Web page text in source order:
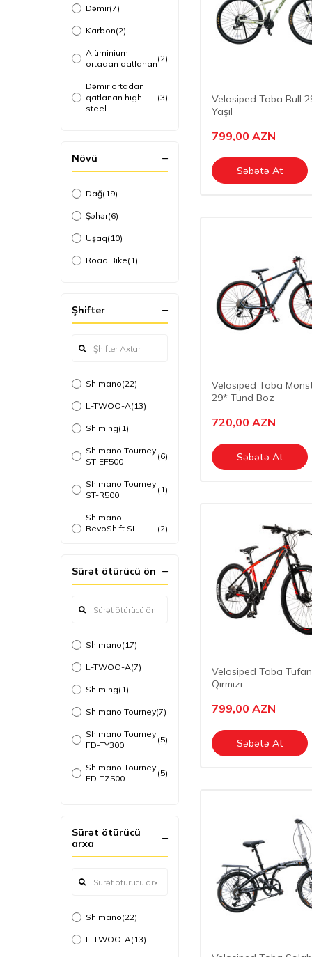
Dəmir(7)
Karbon(2)
Alüminium
ortadan qatlanan
(2)
Dəmir ortadan
qatlanan high
steel
(3)
Növü
Dağ(19)
Şəhər(6)
Uşaq(10)
Road Bike(1)
Şhifter
Shimano(22)
L-TWOO-A(13)
Shiming(1)
Shimano Tourney
ST-EF500
(6)
Shimano Tourney
ST-R500
(1)
Shimano
RevoShift SL-
(2)
SL-M5100 Japon
M5100
SL-M315
Shimano Altus
SL-M2010
Shimano Tiagra
ST-4700
L-TWOO-A2
L-TWOO-A7
Sürət ötürücü ön
Shimano(17)
L-TWOO-A(7)
Shiming(1)
Shimano Tourney(7)
Shimano Tourney
FD-TY300
(5)
Shimano Tourney
FD-TZ500
(5)
Shimano Deore
FD-M5100
(1)
M310
L-TWOO-A7(6)
Sürət ötürücü
arxa
Shimano(22)
L-TWOO-A(13)
Velosiped Toba Bull
Yaşıl
799,00 AZN
Səbətə At
Velosiped Toba
29* Tund Boz
720,00 AZN
Səbətə At
Velosiped Toba
Qırmızı
799,00 AZN
Səbətə At